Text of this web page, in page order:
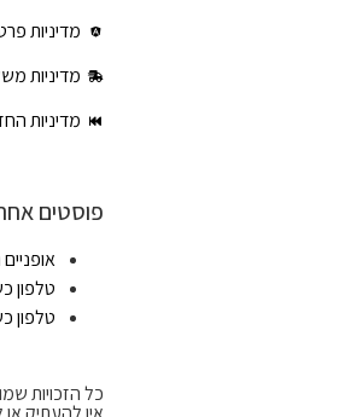
מדיניות
מדיניות
מדיניות
פוסטים
טלפון
טלפון
כל הזכויות